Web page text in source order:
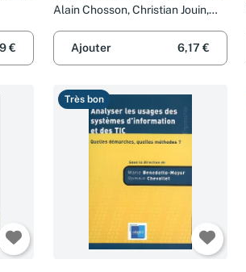
€
Alain Chosson, Christian Jouin,
Rodrigues
Ajouter 6,17 €
Très bon